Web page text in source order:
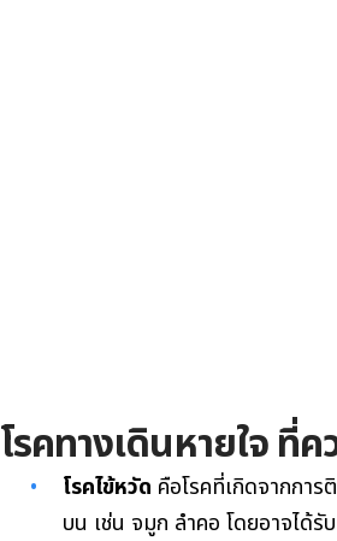
โรคทางเดินหายใจ ที่ค
โรคไข้หวัด คือโรคที่เกิดจากกา
บน เช่น จมูก ลำคอ โดยอาจได้